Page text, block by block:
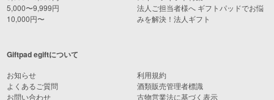
5,000〜9,999円
10,000円〜
法人ご担当者様へ ギフトパッドでお悩
みを解決！法人ギフト
Giftpad egiftについて
お知らせ
よくあるご質問
お問い合わせ
利用規約
酒類販売管理者標識
古物営業法に基づく表示